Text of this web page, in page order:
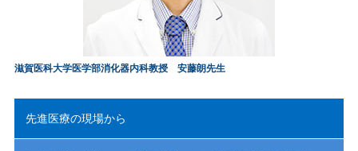
滋賀医科大学医学部消化器内科教授 安藤朗先生
先進医療の現場から